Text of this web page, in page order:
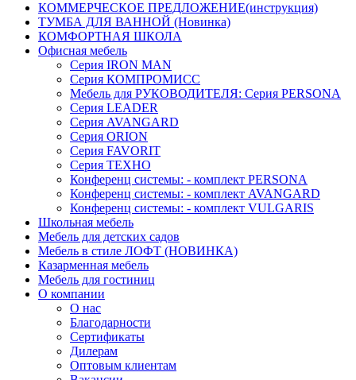
КОММЕРЧЕСКОЕ ПРЕДЛОЖЕНИЕ(инструкция)
ТУМБА ДЛЯ ВАННОЙ (Новинка)
КОМФОРТНАЯ ШКОЛА
Офисная мебель
Серия IRON MAN
Серия КОМПРОМИСС
Мебель для РУКОВОДИТЕЛЯ: Серия PERSONA
Серия LEADER
Серия AVANGARD
Серия ORION
Серия FAVORIT
Серия ТЕХНО
Конференц системы: - комплект PERSONA
Конференц системы: - комплект AVANGARD
Конференц системы: - комплект VULGARIS
Школьная мебель
Мебель для детских садов
Мебель в стиле ЛОФТ (НОВИНКА)
Казарменная мебель
Мебель для гостиниц
О компании
О нас
Благодарности
Сертификаты
Дилерам
Оптовым клиентам